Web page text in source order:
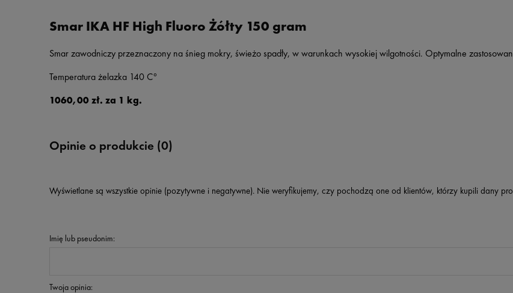
Smar IKA HF High Fluoro Żółty 150 gram
Smar zawodniczy przeznaczony na śnieg mokry, świeżo spadły, w warunkach wysokiej wilgotności. Optymalne
Temperatura żelazka 140 C°
1060,00 zł. za 1 kg.
Opinie o produkcie (0)
Wyświetlane są wszystkie opinie (pozytywne i negatywne). Nie weryfikujemy, czy pochodzą one od klientów, którzy kupili dany
Imię lub pseudonim:
Twoja opinia: